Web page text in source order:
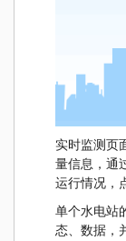
实时监测页
量信息，通
运行情况，
单个水电站
态、数据，